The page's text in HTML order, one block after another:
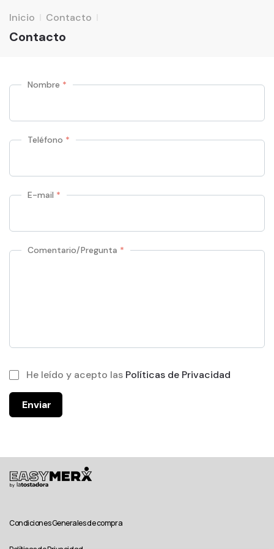
Inicio Contacto
Contacto
Nombre *
Teléfono *
E-mail *
Comentario/Pregunta *
He leído y acepto las Políticas de Privacidad
Enviar
Condiciones Generales de compra